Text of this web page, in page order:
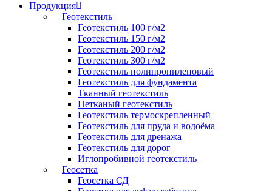
Продукция
Геотекстиль
Геотекстиль 100 г/м2
Геотекстиль 150 г/м2
Геотекстиль 200 г/м2
Геотекстиль 300 г/м2
Геотекстиль полипропиленовый
Геотекстиль для фундамента
Тканный геотекстиль
Нетканый геотекстиль
Геотекстиль термоскрепленный
Геотекстиль для пруда и водоёма
Геотекстиль для дренажа
Геотекстиль для дорог
Иглопробивной геотекстиль
Геосетка
Геосетка СД